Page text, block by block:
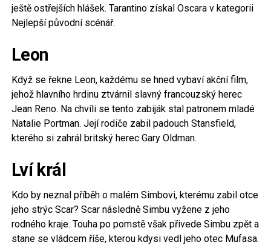
ještě ostřejších hlášek. Tarantino získal Oscara v kategorii
Nejlepší původní scénář.
Leon
Když se řekne Leon, každému se hned vybaví akční film,
jehož hlavního hrdinu ztvárnil slavný francouzský herec
Jean Reno. Na chvíli se tento zabiják stal patronem mladé
Natalie Portman. Její rodiče zabil padouch Stansfield,
kterého si zahrál britský herec Gary Oldman.
Lví král
Kdo by neznal příběh o malém Simbovi, kterému zabil otce
jeho strýc Scar? Scar následně Simbu vyžene z jeho
rodného kraje. Touha po pomstě však přivede Simbu zpět a
stane se vládcem říše, kterou kdysi vedl jeho otec Mufasa.